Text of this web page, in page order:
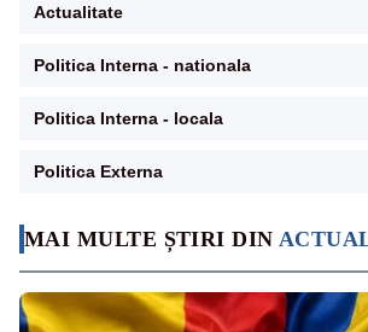
MAI MULTE ȘTIRI DIN
Actualitate
Politica Interna - nationala
Politica Interna - locala
Politica Externa